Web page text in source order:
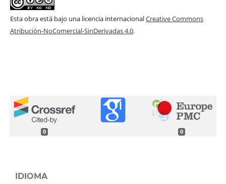
Esta obra está bajo una licencia internacionalCreative Commons
Atribución-NoComercial-SinDerivadas 4.0.
0 0
IDIOMA